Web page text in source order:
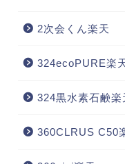
2次会くん楽天
324ecoPURE楽
324黒水素石鹸楽
360CLRUS C50